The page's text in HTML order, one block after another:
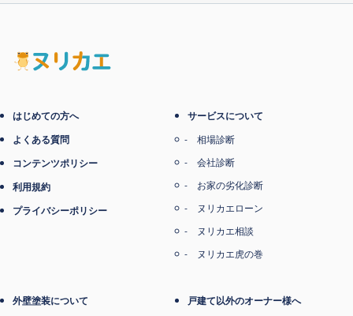
はじめての方へ
よくある質問
コンテンツポリシー
利用規約
プライバシーポリシー
サービスについて
相場診断
会社診断
お家の劣化診断
ヌリカエローン
ヌリカエ相談
ヌリカエ虎の巻
外壁塗装について 戸建て以外のオーナー様へ